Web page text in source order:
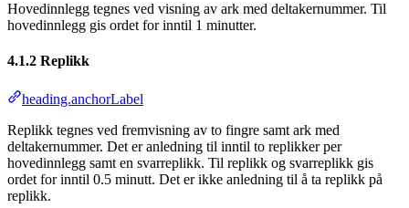
Hovedinnlegg tegnes ved visning av ark med deltakernummer. Til
hovedinnlegg gis ordet for inntil 1 minutter.
4.1.2 Replikk
heading.anchorLabel
Replikk tegnes ved fremvisning av to fingre samt ark med
deltakernummer. Det er anledning til inntil to replikker per
hovedinnlegg samt en svarreplikk. Til replikk og svarreplikk gis
ordet for inntil 0.5 minutt. Det er ikke anledning til å ta replikk på
replikk.